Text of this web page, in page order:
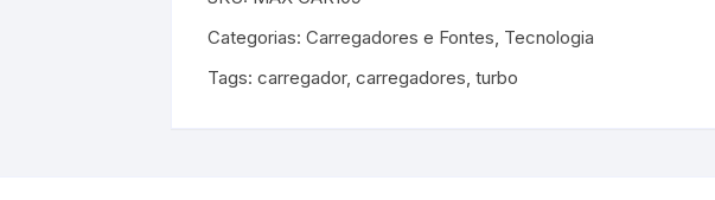
Categorias: Carregadores e Fontes, Tecnologia
Tags: carregador, carregadores, turbo